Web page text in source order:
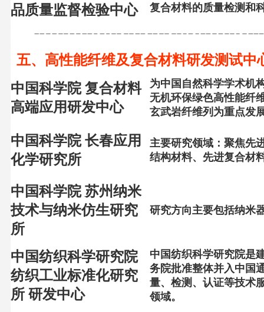
品质量监督检验中心
复合材料的质量检测和
五、高性能纤维及复合材料研发测试中
中国科学院 复合材料
高端应用研发中心
为中国自然科学学术机
无机环保绿色高性能纤
玄武岩纤维列为重点发
中国科学院 长春应用
化学研究所
主要研究领域：聚焦先
结构材料、先进复合材
中国科学院苏州纳米
技术与纳米仿生研究
所
研究方向主要包括纳米
中国纺织科学研究院
纺织工业标准化研究
所 研发中心
中国纺织科学研究院是
务院批准整体并入中国
量、检测、认证等技术
领域。